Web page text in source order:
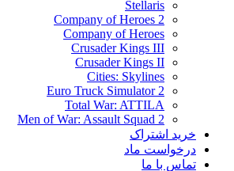
Stellaris
Company of Heroes 2
Company of Heroes
Crusader Kings III
Crusader Kings II
Cities: Skylines
Euro Truck Simulator 2
Total War: ATTILA
Men of War: Assault Squad 2
خرید اشتراک
درخواست ماد
تماس با ما